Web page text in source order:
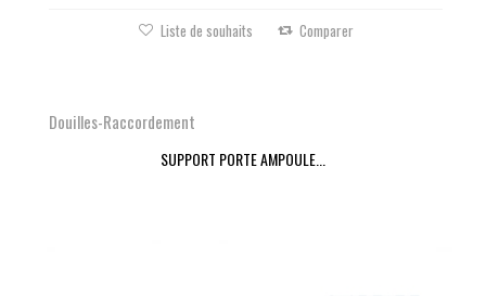
Liste de souhaits Comparer
Douilles-Raccordement
SUPPORT PORTE AMPOULE...